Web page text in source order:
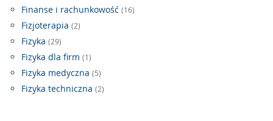
Finanse i rachunkowość (16)
Fizjoterapia (2)
Fizyka (29)
Fizyka dla firm (1)
Fizyka medyczna (5)
Fizyka techniczna (2)